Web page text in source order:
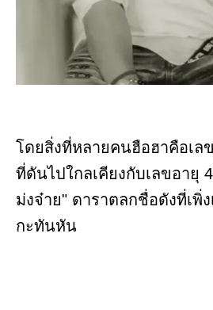
โดยสิ่งที่หลายคนฮือฮาคือเล
ที่ดันไปใกลเคียงกับเลขอายุ
ม่งจ๋าย" ดาราตลกชื่อดังที่เพิ่
กะทันหัน